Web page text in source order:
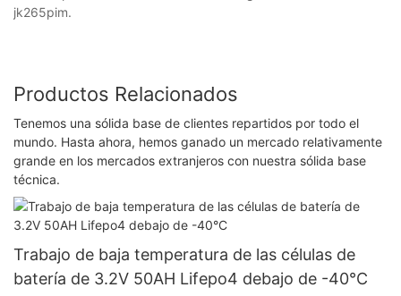
jk265pim.
Productos Relacionados
Tenemos una sólida base de clientes repartidos por todo el
mundo. Hasta ahora, hemos ganado un mercado relativamente
grande en los mercados extranjeros con nuestra sólida base
técnica.
Trabajo de baja temperatura de las células de
batería de 3.2V 50AH Lifepo4 debajo de -40°C